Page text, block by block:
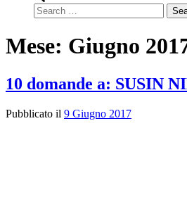
Search
Mese: Giugno
10 domande a: SUSIN
Pubblicato il 9 Giugno 2017